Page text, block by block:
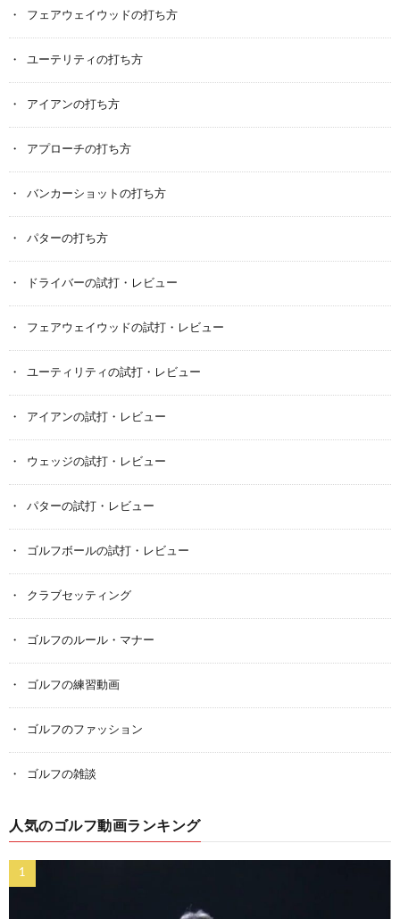
フェアウェイウッドの打ち方
ユーテリティの打ち方
アイアンの打ち方
アプローチの打ち方
バンカーショットの打ち方
パターの打ち方
ドライバーの試打・レビュー
フェアウェイウッドの試打・レビュー
ユーティリティの試打・レビュー
アイアンの試打・レビュー
ウェッジの試打・レビュー
パターの試打・レビュー
ゴルフボールの試打・レビュー
クラブセッティング
ゴルフのルール・マナー
ゴルフの練習動画
ゴルフのファッション
ゴルフの雑談
人気のゴルフ動画ランキング